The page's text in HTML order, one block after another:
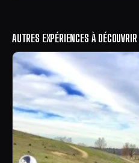
AUTRES EXPÉRIENCES À DÉCOUVRIR